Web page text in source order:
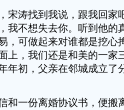
宋涛找到我说，跟我回家
我不想失去你。听到他的
，可做起来对谁都是挖心
上，我们还是和美的一家
年初，父亲在邻城成立了
和一份离婚协议书，便搬